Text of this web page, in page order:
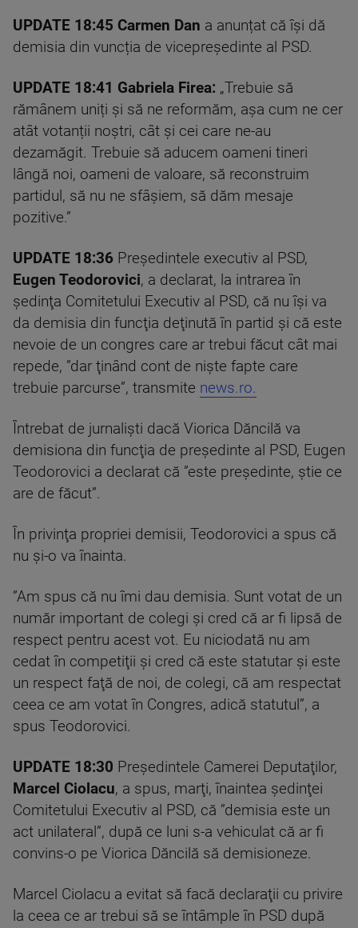
UPDATE 18:45 Carmen Dan a anunțat că își dă
demisia din vuncția de vicepreședinte al PSD.
UPDATE 18:41 Gabriela Firea: „Trebuie să
rămânem uniți și să ne reformăm, așa cum ne cer
atât votanții noștri, cât și cei care ne-au
dezamăgit. Trebuie să aducem oameni tineri
lângă noi, oameni de valoare, să reconstruim
partidul, să nu ne sfâșiem, să dăm mesaje
pozitive.”
UPDATE 18:36 Preşedintele executiv al PSD,
Eugen Teodorovici, a declarat, la intrarea în
şedinţa Comitetului Executiv al PSD, că nu îşi va
da demisia din funcţia deţinută în partid şi că este
nevoie de un congres care ar trebui făcut cât mai
repede, ”dar ţinând cont de nişte fapte care
trebuie parcurse”, transmite news.ro.
Întrebat de jurnalişti dacă Viorica Dăncilă va
demisiona din funcţia de preşedinte al PSD, Eugen
Teodorovici a declarat că ”este preşedinte, ştie ce
are de făcut”.
În privinţa propriei demisii, Teodorovici a spus că
nu şi-o va înainta.
”Am spus că nu îmi dau demisia. Sunt votat de un
număr important de colegi şi cred că ar fi lipsă de
respect pentru acest vot. Eu niciodată nu am
cedat în competiţii şi cred că este statutar şi este
un respect faţă de noi, de colegi, că am respectat
ceea ce am votat în Congres, adică statutul”, a
spus Teodorovici.
UPDATE 18:30 Preşedintele Camerei Deputaţilor,
Marcel Ciolacu, a spus, marţi, înaintea şedinţei
Comitetului Executiv al PSD, că ”demisia este un
act unilateral”, după ce luni s-a vehiculat că ar fi
convins-o pe Viorica Dăncilă să demisioneze.
Marcel Ciolacu a evitat să facă declaraţii cu privire
la ceea ce ar trebui să se întâmple în PSD după